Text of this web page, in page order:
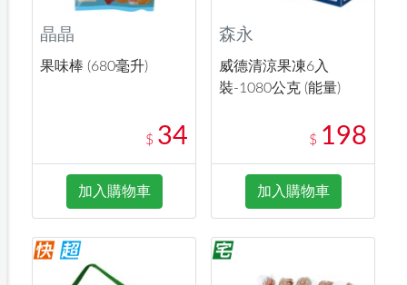
晶晶
果味棒 (680毫升)
$ 34
加入購物車
森永
威德清涼果凍6入
裝-1080公克 (能量)
$ 198
加入購物車